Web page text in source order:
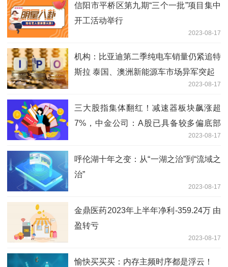
信阳市平桥区第九期“三个一批”项目集中
开工活动举行
2023-08-17
机构：比亚迪第二季纯电车销量仍紧追特
斯拉 泰国、澳洲新能源车市场异军突起
2023-08-17
三大股指集体翻红！减速器板块飙涨超
7%，中金公司：A股已具备较多偏底部
2023-08-17
呼伦湖十年之变：从“一湖之治”到“流域之
治”
2023-08-17
金鼎医药2023年上半年净利-359.24万 由
盈转亏
2023-08-17
愉快买买买：内存主频时序都是浮云！